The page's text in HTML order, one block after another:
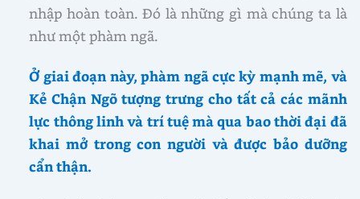
nhập hoàn toàn. Đó là những gì mà chúng ta là
như một phàm ngã.
Ở giai đoạn này, phàm ngã cực kỳ mạnh mẽ, và
Kẻ Chận Ngõ tượng trưng cho tất cả các mãnh
lực thông linh và trí tuệ mà qua bao thời đại đã
khai mở trong con người và được bảo dưỡng
cẩn thận.